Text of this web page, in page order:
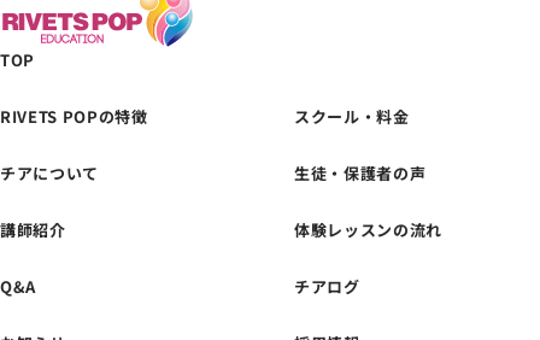
体験レッスンの
お申し込みはこちら
TOP
RIVETS POPの特徴 スクール・料金
チアについて 生徒・保護者の声
講師紹介 体験レッスンの流れ
Q&A チアログ